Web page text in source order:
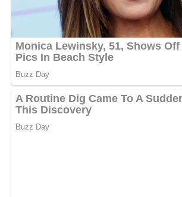
Lob, Kritik, Fragen oder Anregungen
Dann hinterlasse doch bitte einen
Ende dieser Seite & auch eine
Und so wird es